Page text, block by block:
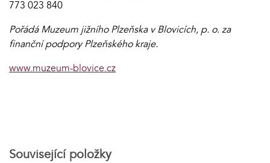
773 023 840
Pořádá Muzeum jižního Plzeňska v Blovicích, p. o. za
finanční podpory Plzeňského kraje.
www.muzeum-blovice.cz
Související položky